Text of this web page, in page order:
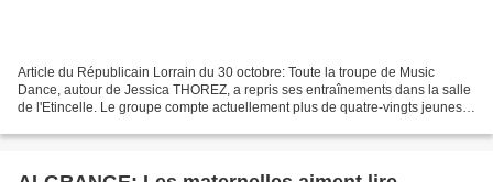
Article du Républicain Lorrain du 30 octobre: Toute la troupe de Music
Dance, autour de Jessica THOREZ, a repris ses entraînements dans la salle
de l'Etincelle. Le groupe compte actuellement plus de quatre-vingts jeunes